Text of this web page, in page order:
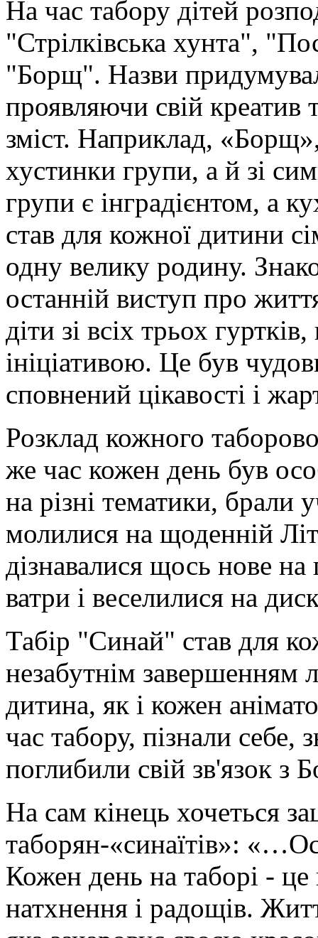
На час табору дітей
"Стрілківська хунта",
"Борщ". Назви
проявляючи свій креатив
зміст. Наприклад,
хустинки групи, а й зі
групи є інградієнтом, а
став для кожної дитини
одну велику родину.
останній виступ про
діти зі всіх трьох
ініціативою. Це був
сповнений цікавості і
Розклад кожного
же час кожен день був
на різні тематики, брали
молилися на щоденній
дізнавалися щось нове на
ватри і веселилися на
Табір "Синай" став для
незабутнім завершенням
дитина, як і кожен
час табору, пізнали себе,
поглибили свій зв'язок з
На сам кінець хочеться
таборян-«синаїтів»:
Кожен день на таборі -
натхнення і радощів.